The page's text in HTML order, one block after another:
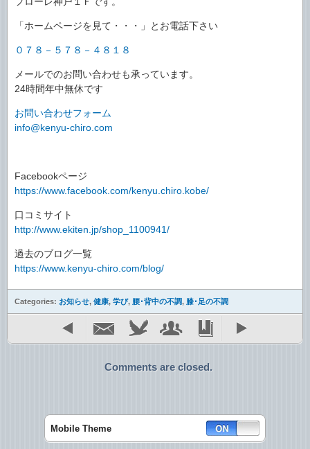
「ホームページを見て・・・」とお電話下さい
０７８－５７８－４８１８
メールでのお問い合わせも承っています。
24時間年中無休です
お問い合わせフォーム
info@kenyu-chiro.com
Facebookページ
https://www.facebook.com/kenyu.chiro.kobe/
口コミサイト
http://www.ekiten.jp/shop_1100941/
過去のブログ一覧
https://www.kenyu-chiro.com/blog/
Categories: お知らせ, 健康, 学び, 腰･背中の不調, 膝･足の不調
Comments are closed.
Mobile Theme